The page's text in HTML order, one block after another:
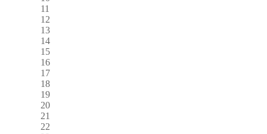
11
12
13
14
15
16
17
18
19
20
21
22